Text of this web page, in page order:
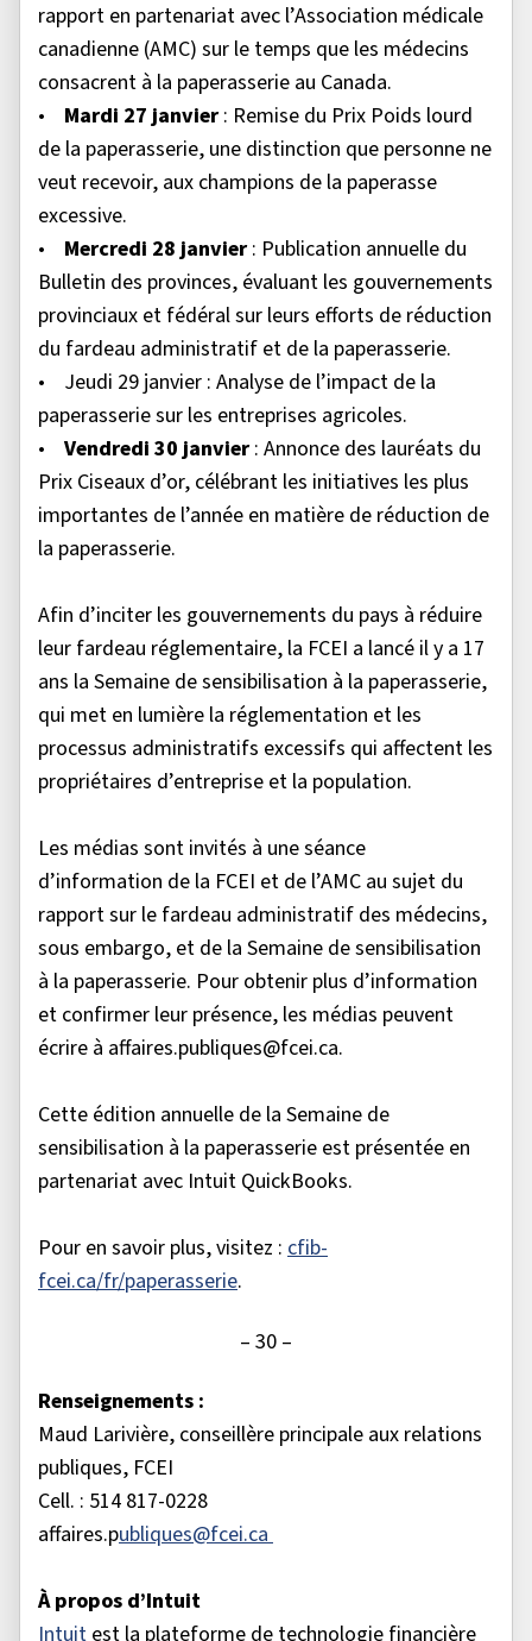
rapport en partenariat avec l’Association médicale
canadienne (AMC) sur le temps que les médecins
consacrent à la paperasserie au Canada.
• Mardi 27 janvier: Remise du Prix Poids lourd
de la paperasserie, une distinction que personne ne
veut recevoir, aux champions de la paperasse
excessive.
• Mercredi 28 janvier: Publication annuelle du
Bulletin des provinces, évaluant les gouvernements
provinciaux et fédéral sur leurs efforts de réduction
du fardeau administratif et de la paperasserie.
• Jeudi 29 janvier : Analyse de l’impact de la
paperasserie sur les entreprises agricoles.
• Vendredi 30 janvier: Annonce des lauréats du
Prix Ciseaux d’or, célébrant les initiatives les plus
importantes de l’année en matière de réduction de
la paperasserie.
Afin d’inciter les gouvernements du pays à réduire
leur fardeau réglementaire, la FCEI a lancé il y a 17
ans la Semaine de sensibilisation à la paperasserie,
qui met en lumière la réglementation et les
processus administratifs excessifs qui affectent les
propriétaires d’entreprise et la population.
Les médias sont invités à une séance
d’information de la FCEI et de l’AMC au sujet du
rapport sur le fardeau administratif des médecins,
sous embargo, et de la Semaine de sensibilisation
à la paperasserie. Pour obtenir plus d’information
et confirmer leur présence, les médias peuvent
écrire à affaires.publiques@fcei.ca.
Cette édition annuelle de la Semaine de
sensibilisation à la paperasserie est présentée en
partenariat avec Intuit QuickBooks.
Pour en savoir plus, visitez : cfib-
fcei.ca/fr/paperasserie.
– 30 –
Renseignements :
Maud Larivière, conseillère principale aux relations
publiques, FCEI
Cell. : 514 817-0228
affaires.publiques@fcei.ca
À propos d’Intuit
Intuit est la plateforme de technologie financière